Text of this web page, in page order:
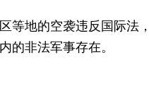
等地的空袭违反国际法
的非法军事存在。